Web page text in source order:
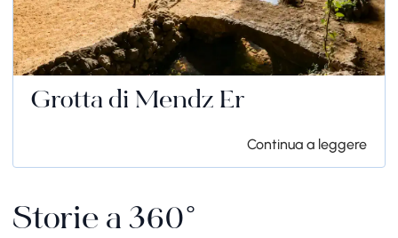
Grotta di Mendz Er
Continua a leggere
Storie a 360°